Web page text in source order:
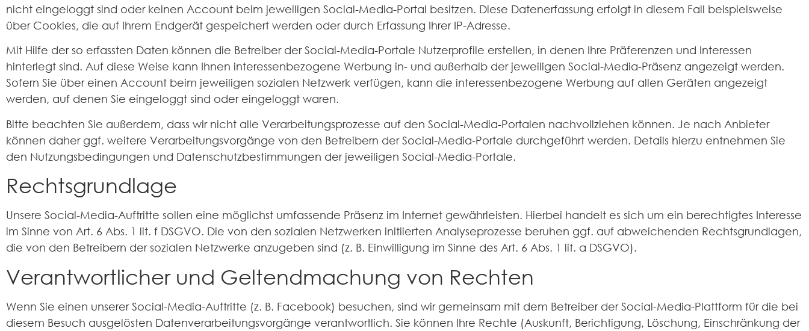
nicht eingeloggt sind oder keinen Account beim jeweiligen Social-Media-Portal besitzen. Diese Datenerfassung erfolgt in diesem Fall beispielsweise
über Cookies, die auf Ihrem Endgerät gespeichert werden oder durch Erfassung Ihrer IP-Adresse.
Mit Hilfe der so erfassten Daten können die Betreiber der Social-Media-Portale Nutzerprofile erstellen, in denen Ihre Präferenzen und Interessen
hinterlegt sind. Auf diese Weise kann Ihnen interessenbezogene Werbung in- und außerhalb der jeweiligen Social-Media-Präsenz angezeigt werden.
Sofern Sie über einen Account beim jeweiligen sozialen Netzwerk verfügen, kann die interessenbezogene Werbung auf allen Geräten angezeigt
werden, auf denen Sie eingeloggt sind oder eingeloggt waren.
Bitte beachten Sie außerdem, dass wir nicht alle Verarbeitungsprozesse auf den Social-Media-Portalen nachvollziehen können. Je nach Anbieter
können daher ggf. weitere Verarbeitungsvorgänge von den Betreibern der Social-Media-Portale durchgeführt werden. Details hierzu entnehmen Sie
den Nutzungsbedingungen und Datenschutzbestimmungen der jeweiligen Social-Media-Portale.
Rechtsgrundlage
Unsere Social-Media-Auftritte sollen eine möglichst umfassende Präsenz im Internet gewährleisten. Hierbei handelt es sich um ein berechtigtes Interesse
im Sinne von Art. 6 Abs. 1 lit. f DSGVO. Die von den sozialen Netzwerken initiierten Analyseprozesse beruhen ggf. auf abweichenden Rechtsgrundlagen,
die von den Betreibern der sozialen Netzwerke anzugeben sind (z. B. Einwilligung im Sinne des Art. 6 Abs. 1 lit. a DSGVO).
Verantwortlicher und Geltendmachung von Rechten
Wenn Sie einen unserer Social-Media-Auftritte (z. B. Facebook) besuchen, sind wir gemeinsam mit dem Betreiber der Social-Media-Plattform für die bei
diesem Besuch ausgelösten Datenverarbeitungsvorgänge verantwortlich. Sie können Ihre Rechte (Auskunft, Berichtigung, Löschung, Einschränkung der